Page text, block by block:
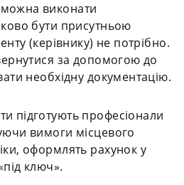
виконати
бути присутньою
(керівнику) не потрібно.
за допомогою до
необхідну документацію.
підготують професіонали
вимоги місцевого
оформлять рахунок у
ключ».